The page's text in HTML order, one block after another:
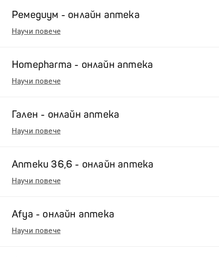
Ремедиум - онлайн аптека
Научи повече
Homepharma - онлайн аптека
Научи повече
Гален - онлайн аптека
Научи повече
Аптеки 36,6 - онлайн аптека
Научи повече
Afya - онлайн аптека
Научи повече